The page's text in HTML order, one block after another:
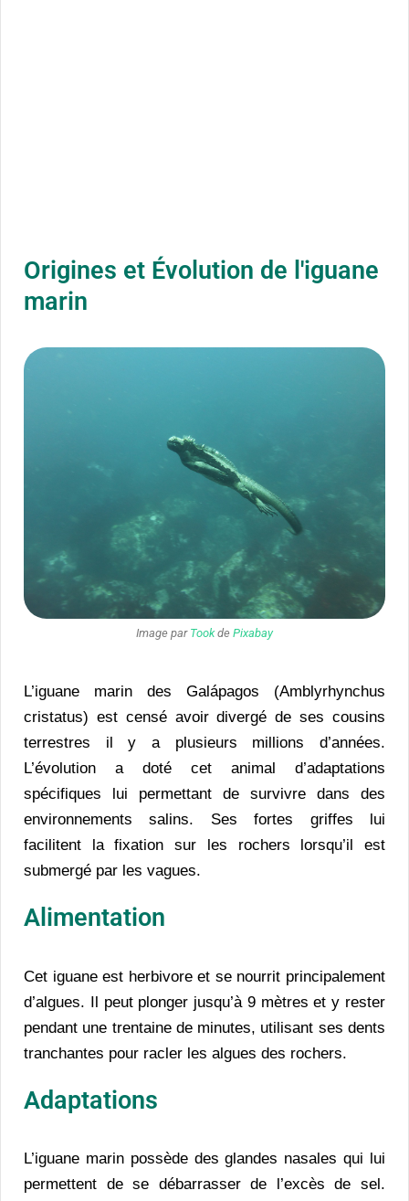
Origines et Évolution de l'iguane
marin
Image par Tookde Pixabay
L’iguane marin des Galápagos (Amblyrhynchus
cristatus) est censé avoir divergé de ses cousins
terrestres il y a plusieurs millions d’années.
L’évolution a doté cet animal d’adaptations
spécifiques lui permettant de survivre dans des
environnements salins. Ses fortes griffes lui
facilitent la fixation sur les rochers lorsqu’il est
submergé par les vagues.
Alimentation
Cet iguane est herbivore et se nourrit principalement
d’algues. Il peut plonger jusqu’à 9 mètres et y rester
pendant une trentaine de minutes, utilisant ses dents
tranchantes pour racler les algues des rochers.
Adaptations
L’iguane marin possède des glandes nasales qui lui
permettent de se débarrasser de l’excès de sel.